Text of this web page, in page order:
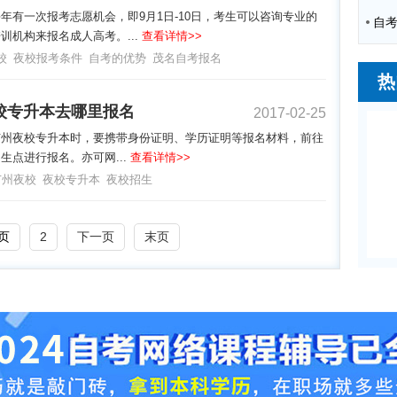
有一次报考志愿机会，即9月1日-10日，考生可以咨询专业的
机构来报名成人高考。... 查看详情>>
夜校报考条件 自考的优势 茂名自考报名
专升本去哪里报名 2017-02-25
夜校专升本时，要携带身份证明、学历证明等报名材料，前往
点进行报名。亦可网... 查看详情>>
夜校 夜校专升本 夜校招生
2 下一页 末页